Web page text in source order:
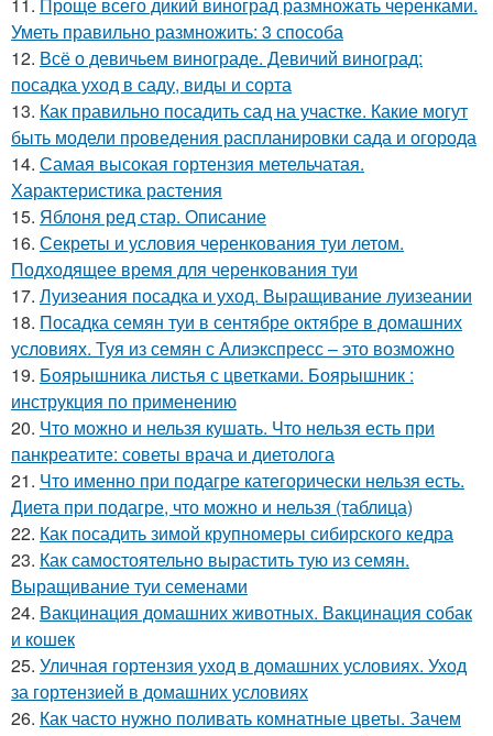
Уметь правильно размножить: 3 способа
12. Всё о девичьем винограде. Девичий виноград:
посадка уход в саду, виды и сорта
13. Как правильно посадить сад на участке. Какие могут
быть модели проведения распланировки сада и огорода
14. Самая высокая гортензия метельчатая.
Характеристика растения
15. Яблоня ред стар. Описание
16. Секреты и условия черенкования туи летом.
Подходящее время для черенкования туи
17. Луизеания посадка и уход. Выращивание луизеании
18. Посадка семян туи в сентябре октябре в домашних
условиях. Туя из семян с Алиэкспресс – это возможно
19. Боярышника листья с цветками. Боярышник :
инструкция по применению
20. Что можно и нельзя кушать. Что нельзя есть при
панкреатите: советы врача и диетолога
21. Что именно при подагре категорически нельзя есть.
Диета при подагре, что можно и нельзя (таблица)
22. Как посадить зимой крупномеры сибирского кедра
23. Как самостоятельно вырастить тую из семян.
Выращивание туи семенами
24. Вакцинация домашних животных. Вакцинация собак
и кошек
25. Уличная гортензия уход в домашних условиях. Уход
за гортензией в домашних условиях
26. Как часто нужно поливать комнатные цветы. Зачем